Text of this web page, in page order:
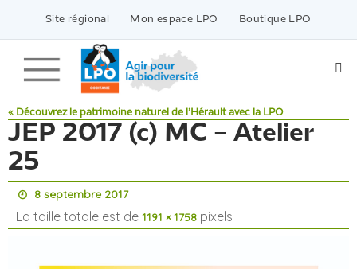
contenu
Site régional Mon espace LPO Boutique LPO
« Découvrez le patrimoine naturel de l’Hérault avec la LPO
JEP 2017 (c) MC – Atelier
25
8 septembre 2017
La taille totale est de 1191 × 1758 pixels